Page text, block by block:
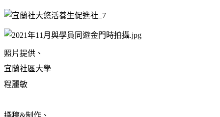
照片提供、
宜蘭社區大學
程麗敏